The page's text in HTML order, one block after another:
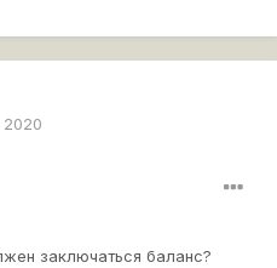
заключаться баланс?